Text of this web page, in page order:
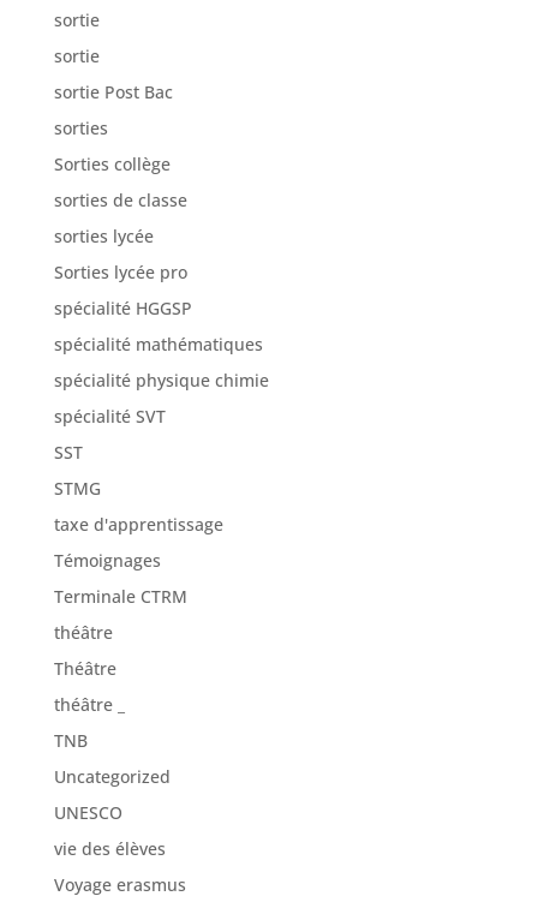
sortie
sortie
sortie Post Bac
sorties
Sorties collège
sorties de classe
sorties lycée
Sorties lycée pro
spécialité HGGSP
spécialité mathématiques
spécialité physique chimie
spécialité SVT
SST
STMG
taxe d'apprentissage
Témoignages
Terminale CTRM
théâtre
Théâtre
théâtre _
TNB
Uncategorized
UNESCO
vie des élèves
Voyage erasmus